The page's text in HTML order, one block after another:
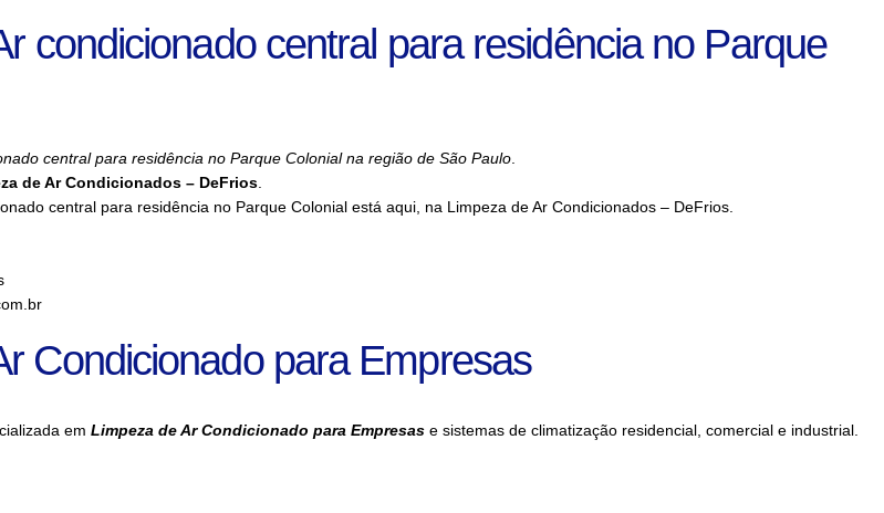
condicionado central para residência no Parque
central para residência no Parque Colonial na região de São Paulo
de Ar Condicionados – DeFrios
central para residência no Parque Colonial está aqui, na Limpeza de Ar Condicionados – DeFrios.
Condicionado para Empresas
em Limpeza de Ar Condicionado para Empresas e sistemas de climatização residencial, comercial e industrial.